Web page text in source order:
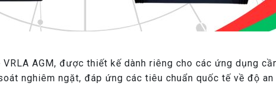
AGM, được thiết kế dành riêng cho các ứng dụng
nghiêm ngặt, đáp ứng các tiêu chuẩn quốc tế về độ